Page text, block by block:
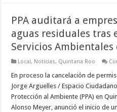
PPA auditará a
aguas residuales tras
Servicios Ambientales
Local, Noticias, Quintana Roo
En proceso la cancelación de
Jorge Arguelles / Espacio
Protección al Ambiente (PPA) en
Alonso Meyer, anunció el inicio de